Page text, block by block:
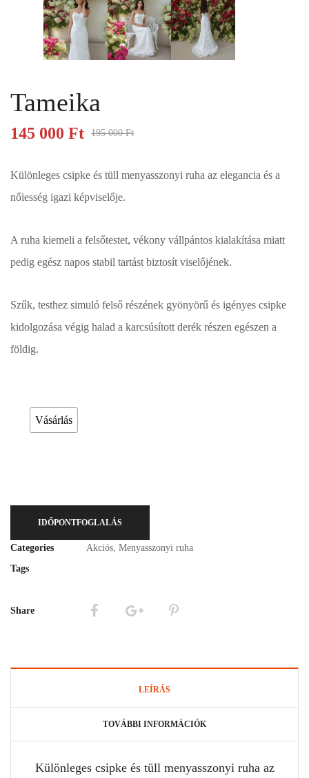
Tameika
195 000Ft
145 000 Ft
Különleges csipke és tüll menyasszonyi ruha az elegancia és a
nőiesség igazi képviselője.
A ruha kiemeli a felsőtestet, vékony vállpántos kialakítása miatt
pedig egész napos stabil tartást biztosít viselőjének.
Szűk, testhez simuló felső részének gyönyörű és igényes csipke
kidolgozása végig halad a karcsúsított derék részen egészen a
földig.
Vásárlás
IDŐPONTFOGLALÁS
Categories Akciós, Menyasszonyi ruha
Tags
Share
LEÍRÁS
TOVÁBBI INFORMÁCIÓK
Különleges csipke és tüll menyasszonyi ruha az